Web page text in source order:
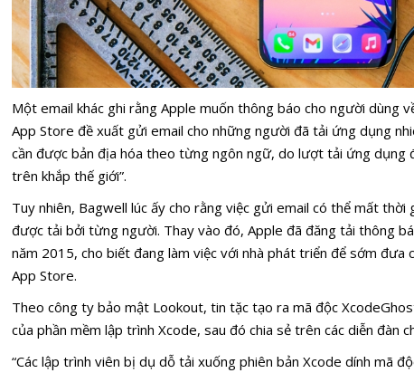
Một email khác ghi rằng Apple muốn thông báo cho người dùng
App Store đề xuất gửi email cho những người đã tải ứng dụng
cần được bản địa hóa theo từng ngôn ngữ, do lượt tải ứng dụng
trên khắp thế giới”.
Tuy nhiên, Bagwell lúc ấy cho rằng việc gửi email có thể mất
được tải bởi từng người. Thay vào đó, Apple đã đăng tải thông
năm 2015, cho biết đang làm việc với nhà phát triển để sớm đưa
App Store.
Theo công ty bảo mật Lookout, tin tặc tạo ra mã độc
của phần mềm lập trình Xcode, sau đó chia sẻ trên các diễn đàn
“Các lập trình viên bị dụ dỗ tải xuống phiên bản Xcode dính mã